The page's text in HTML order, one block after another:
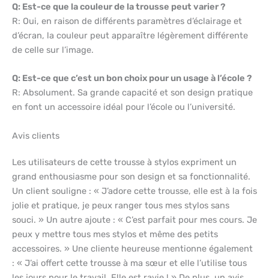
Q: Est-ce que la couleur de la trousse peut varier ?
R: Oui, en raison de différents paramètres d’éclairage et
d’écran, la couleur peut apparaître légèrement différente
de celle sur l’image.
Q: Est-ce que c’est un bon choix pour un usage à l’école ?
R: Absolument. Sa grande capacité et son design pratique
en font un accessoire idéal pour l’école ou l’université.
Avis clients
Les utilisateurs de cette trousse à stylos expriment un
grand enthousiasme pour son design et sa fonctionnalité.
Un client souligne : « J’adore cette trousse, elle est à la fois
jolie et pratique, je peux ranger tous mes stylos sans
souci. » Un autre ajoute : « C’est parfait pour mes cours. Je
peux y mettre tous mes stylos et même des petits
accessoires. » Une cliente heureuse mentionne également
: « J’ai offert cette trousse à ma sœur et elle l’utilise tous